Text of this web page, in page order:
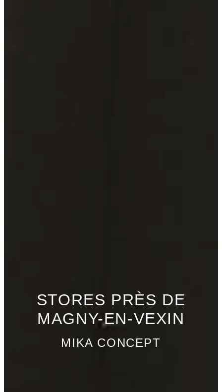
STORES PRÈS DE
MAGNY-EN-VEXIN
MIKA CONCEPT